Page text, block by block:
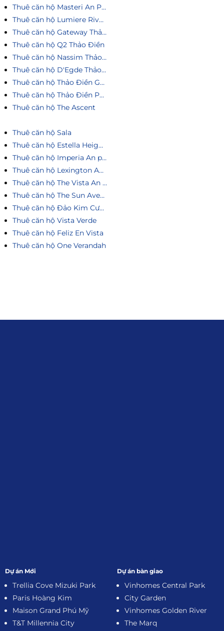
Thuê căn hộ Masteri An Phú
Thuê căn hộ Lumiere Riverside
Thuê căn hộ Gateway Thảo Điền
Thuê căn hộ Q2 Thảo Điền
Thuê căn hộ Nassim Thảo Điền
Thuê căn hộ D'Egde Thảo Điền
Thuê căn hộ Thảo Điền Green
Thuê căn hộ Thảo Điền Pearl
Thuê căn hộ The Ascent
Thuê căn hộ Sala
Thuê căn hộ Estella Heights
Thuê căn hộ Imperia An phú
Thuê căn hộ Lexington An Phú
Thuê căn hộ The Vista An Phú
Thuê căn hộ The Sun Avenue
Thuê căn hộ Đảo Kim Cương
Thuê căn hộ Vista Verde
Thuê căn hộ Feliz En Vista
Thuê căn hộ One Verandah
Dự án Mới
Trellia Cove Mizuki Park
Paris Hoàng Kim
Maison Grand Phú Mỹ
T&T Millennia City
Dự án bàn giao
Vinhomes Central Park
City Garden
Vinhomes Golden River
The Marq